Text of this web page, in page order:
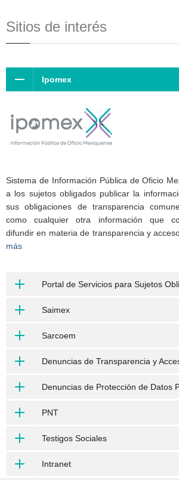
Sitios de interés
Ipomex
Sistema de Información Pública de Oficio
a los sujetos obligados publicar la
sus obligaciones de transparencia
como cualquier otra información que
difundir en materia de transparencia y
más
Portal de Servicios para Sujetos
Saimex
Sarcoem
Denuncias de Transparencia y
Denuncias de Protección de Datos
PNT
Testigos Sociales
Intranet